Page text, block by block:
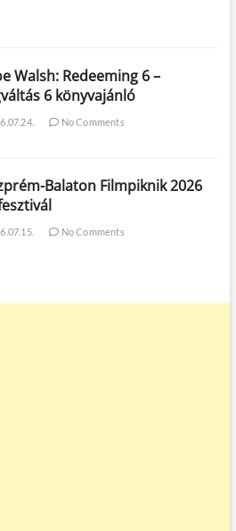
Walsh: Redeeming 6 –
6 könyvajánló
No Comments
Balaton Filmpiknik 2026
No Comments